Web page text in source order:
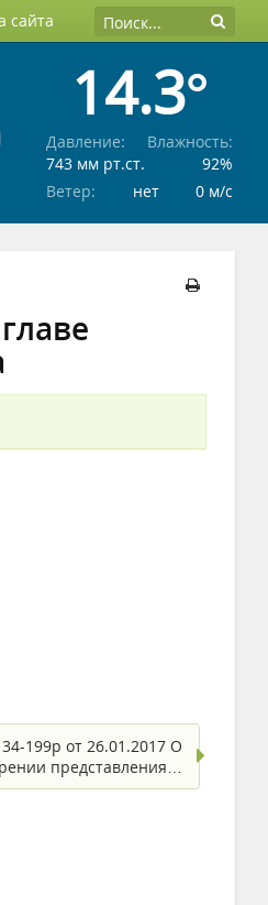
сайта
14.3°
Давление:
743 мм рт.ст.
Влажность:
92%
Ветер:
нет 0 м/c
199р от 26.01.2017 О
представления…